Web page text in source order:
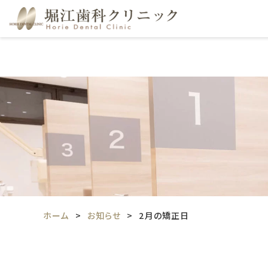
ホーム お知らせ 2月の矯正日